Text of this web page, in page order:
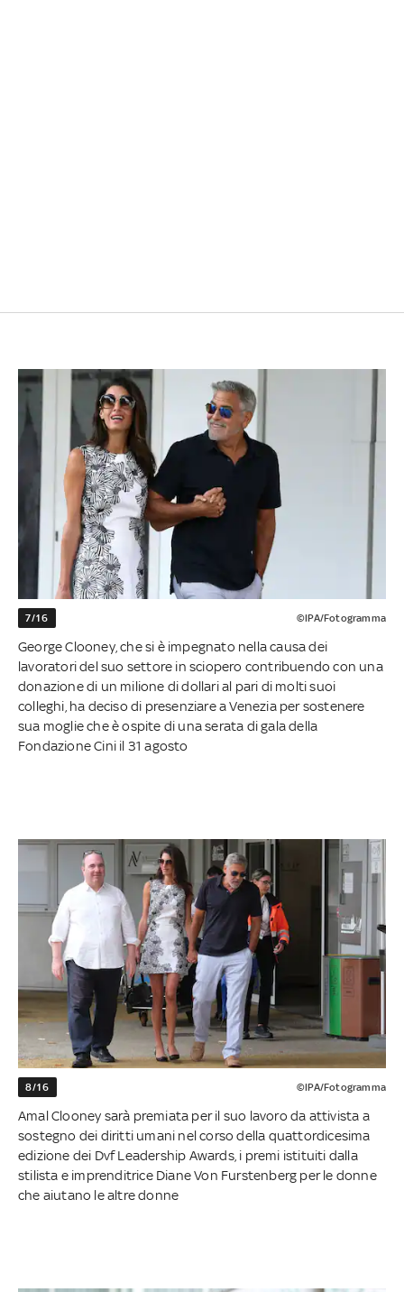
7/16 ©IPA/Fotogramma
George Clooney, che si è impegnato nella causa dei
lavoratori del suo settore in sciopero contribuendo con una
donazione di un milione di dollari al pari di molti suoi
colleghi, ha deciso di presenziare a Venezia per sostenere
sua moglie che è ospite di una serata di gala della
Fondazione Cini il 31 agosto
8/16 ©IPA/Fotogramma
Amal Clooney sarà premiata per il suo lavoro da attivista a
sostegno dei diritti umani nel corso della quattordicesima
edizione dei Dvf Leadership Awards, i premi istituiti dalla
stilista e imprenditrice Diane Von Furstenberg per le donne
che aiutano le altre donne